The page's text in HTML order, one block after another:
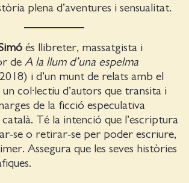
plena d’aventures i sensualitat.
és llibreter, massatgista i
de A la llum d’una espelma
i d’un munt de relats amb el
col·lectiu d’autors que transita i
de la ficció especulativa
Té la intenció que l’escriptura
se o retirar-se per poder escriure,
Assegura que les seves històries